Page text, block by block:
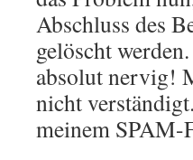
Abschluss des
gelöscht
absolut nervig!
nicht
meinem